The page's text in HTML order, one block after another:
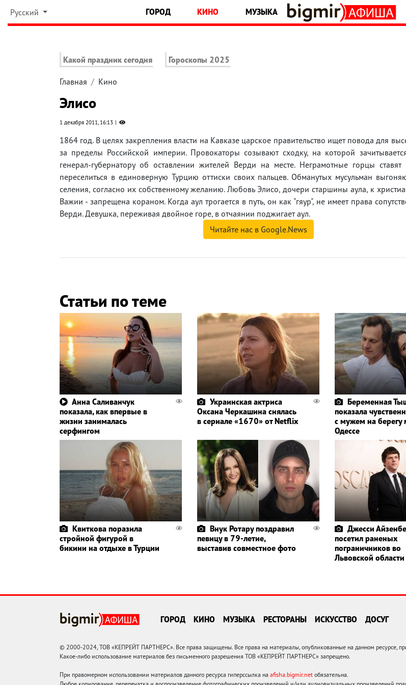
Русский ГОРОД КИНО МУЗЫКА
Какой праздник сегодня Гороскопы 2025
Главная Кино
Элисо
1 декабря 2011, 16:13
1864 год. В целях закрепления власти на Кавказе царское правительство ищет повода для
за пределы Российской империи. Провокаторы созывают сходку, на которой
генерал-губернатору об оставлении жителей Верди на месте. Неграмотные горцы
переселиться в единоверную Турцию оттиски своих пальцев. Обманутых мусульман
селения, согласно их собственному желанию. Любовь Элисо, дочери старшины аула, к
Важии - запрещена кораном. Когда аул трогается в путь, он как "гяур", не имеет права
Верди. Девушка, переживая двойное горе, в отчаянии поджигает аул.
Читайте нас в Google.News
Статьи по теме
Анна Саливанчук
показала, как впервые в
жизни занималась
серфингом
Украинская актриса
Оксана Черкашина снялась
в сериале «1670» от Netflix
Беременная
показала
с мужем на берегу
Одессе
Квиткова поразила
стройной фигурой в
бикини на отдыхе в Турции
Внук Ротару поздравил
певицу в 79-летие,
выставив совместное фото
Джесси
посетил раненых
пограничников во
Львовской области
ГОРОД КИНО МУЗЫКА РЕСТОРАНЫ ИСКУССТВО ДОСУГ
© 2000-2024, ТОВ «КЕПРЕЙТ ПАРТНЕРС». Все права защищены. Все права на материалы, опубликованные на данном ресурсе,
Какое-либо использование материалов без письменного разрешения ТОВ «КЕПРЕЙТ ПАРТНЕРС» запрещено.
При правомерном использовании материалов данного ресурса гиперссылка на afisha.bigmir.net обязательна.